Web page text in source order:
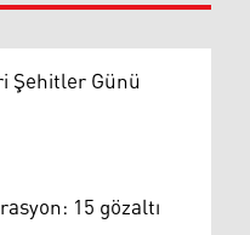
Şehitler Günü
15 gözaltı